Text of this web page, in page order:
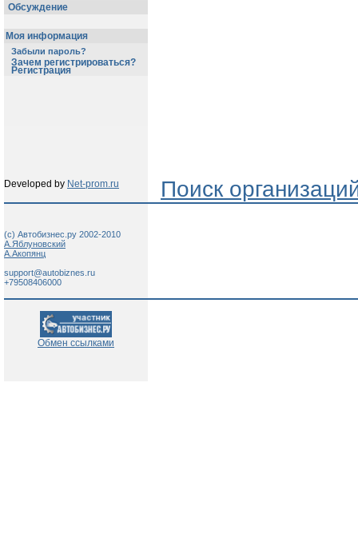
Обсуждение
Моя информация
Забыли пароль?
Зачем регистрироваться?
Регистрация
Developed by Net-prom.ru Поиск
(c) Автобизнес.ру 2002-2010
А.Яблуновский
А.Акопянц
support@autobiznes.ru
+79508406000
Обмен ссылками